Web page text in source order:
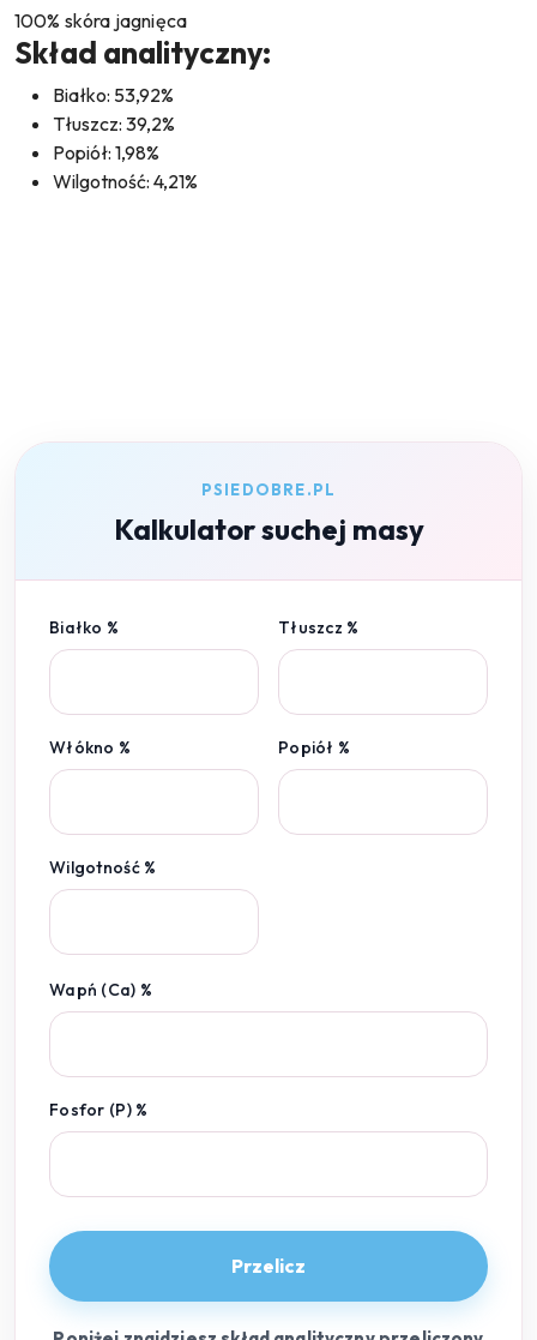
100% skóra jagnięca
Skład analityczny:
Białko: 53,92%
Tłuszcz: 39,2%
Popiół: 1,98%
Wilgotność: 4,21%
PSIEDOBRE.PL
Kalkulator suchej masy
Białko % Tłuszcz %
Włókno % Popiół %
Wilgotność %
Wapń (Ca) %
Fosfor (P) %
Przelicz